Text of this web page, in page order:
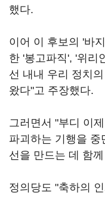
했다.
이어 이 후보의 '바
한 '봉고파직', '위리
선 내내 우리 정치
왔다"고 주장했다.
그러면서 "부디 이
파괴하는 기행을 중
선을 만드는 데 함
정의당도 "축하의